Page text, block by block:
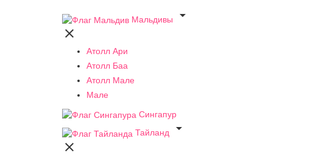
Мальдивы


Атолл Ари
Атолл Баа
Атолл Мале
Мале
Сингапур
Тайланд

